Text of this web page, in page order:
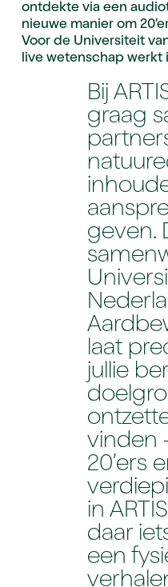
ontdekte via een
nieuwe manier om
Voor de Universiteit
live wetenschap werkt
Bij
graag
geven.
laat
jullie
vinden
20’ers
in
daar
een